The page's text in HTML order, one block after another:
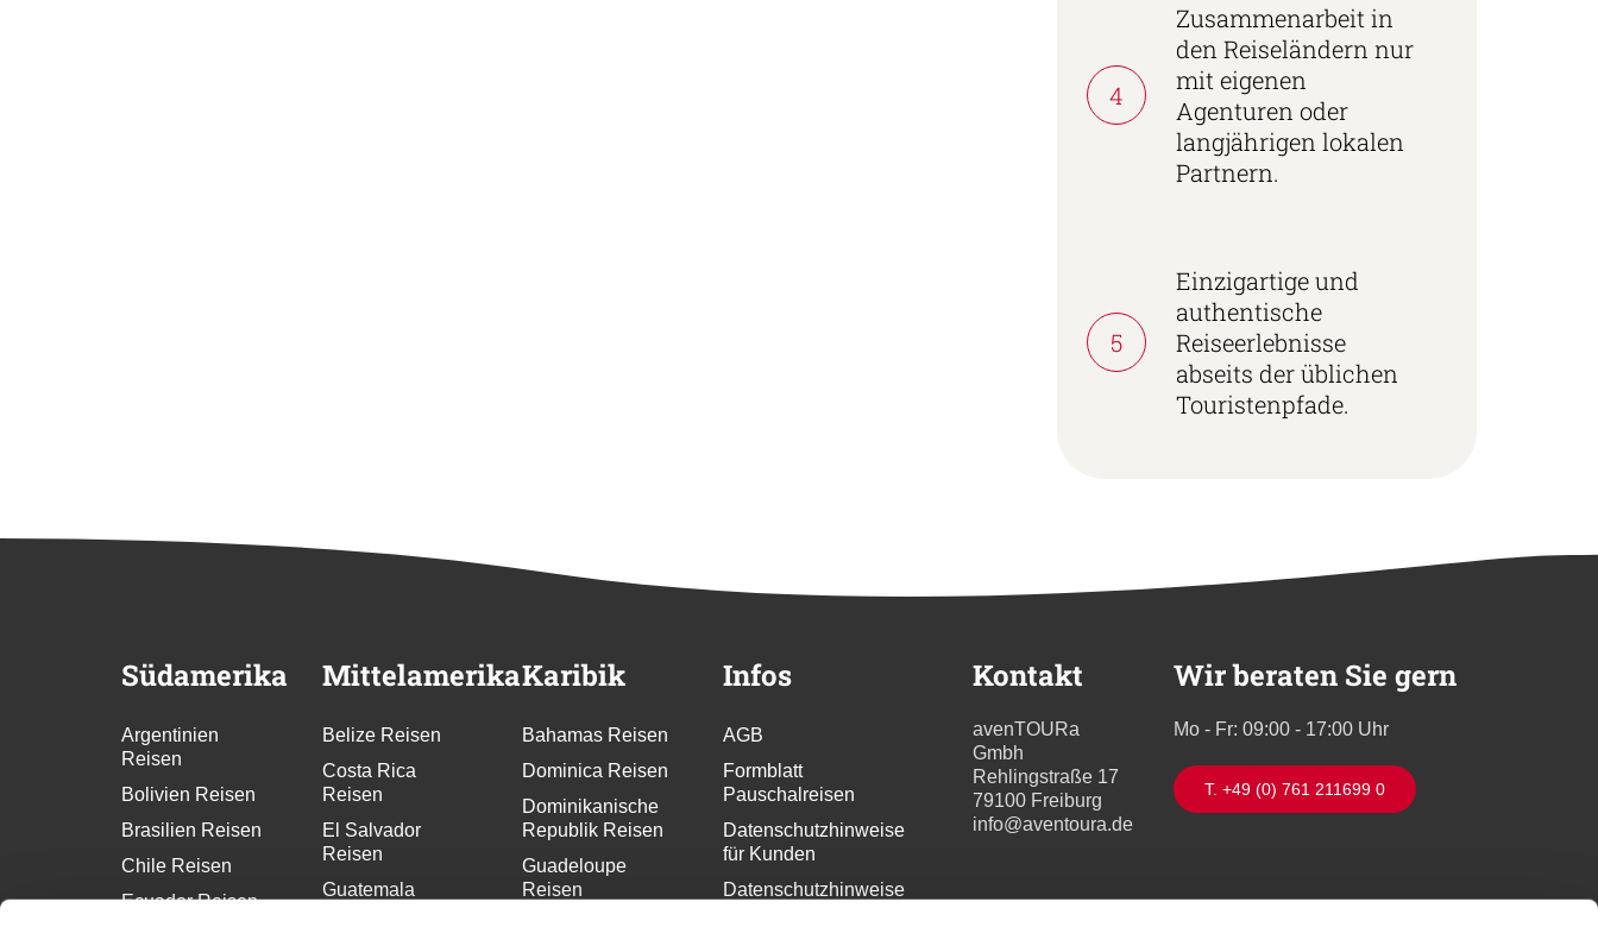
4
Zusammenarbeit in
den Reiseländern nur
mit eigenen
Agenturen oder
langjährigen lokalen
Partnern.
5
Einzigartige und
authentische
Reiseerlebnisse
abseits der üblichen
Touristenpfade.
Südamerika
Argentinien
Reisen
Bolivien Reisen
Brasilien Reisen
Chile Reisen
Ecuador Reisen
Mittelamerika
Belize Reisen
Costa Rica
Reisen
El Salvador
Reisen
Guatemala
Karibik
Bahamas Reisen
Dominica Reisen
Dominikanische
Republik Reisen
Guadeloupe
Reisen
Infos
AGB
Formblatt
Pauschalreisen
Datenschutzhinweise
für Kunden
Datenschutzhinweise
Kontakt
avenTOURa
Gmbh
Rehlingstraße 17
79100 Freiburg
info@aventoura.de
Wir beraten Sie gern
Mo - Fr: 09:00 - 17:00 Uhr
T. +49 (0) 761 211699 0